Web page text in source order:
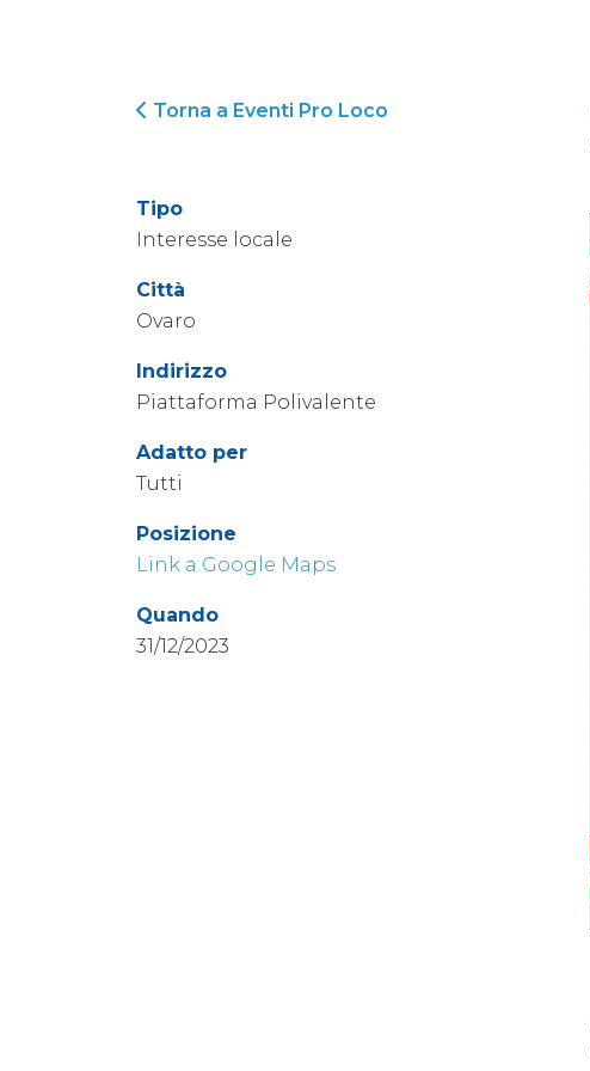
Torna a Eventi Pro Loco
Tipo
Interesse locale
Città
Ovaro
Indirizzo
Piattaforma Polivalente
Adatto per
Tutti
Posizione
Link a Google Maps
Quando
31/12/2023